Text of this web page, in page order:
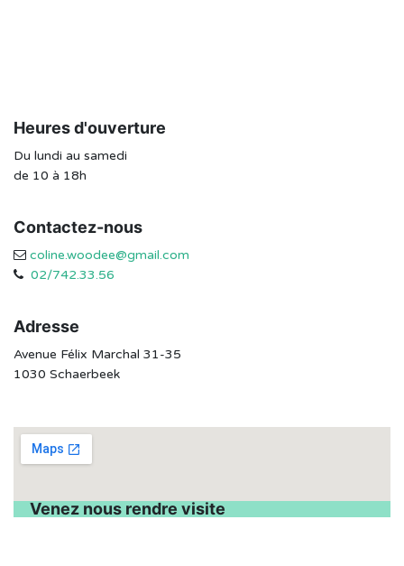
Heures d'ouverture
Du lundi au samedi
de 10 à 18h
Contactez-nous
coline.woodee@gmail.com
02/742.33.56
Adresse
Avenue Félix Marchal 31-35
1030 Schaerbeek
Venez nous rendre visite